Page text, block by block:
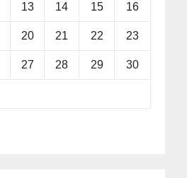
13 14 15 16
20 21 22 23
27 28 29 30